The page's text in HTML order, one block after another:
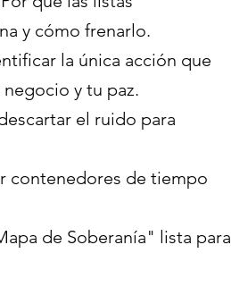
y cómo frenarlo.
la única acción que
y tu paz.
el ruido para
contenedores de tiempo
de Soberanía" lista para